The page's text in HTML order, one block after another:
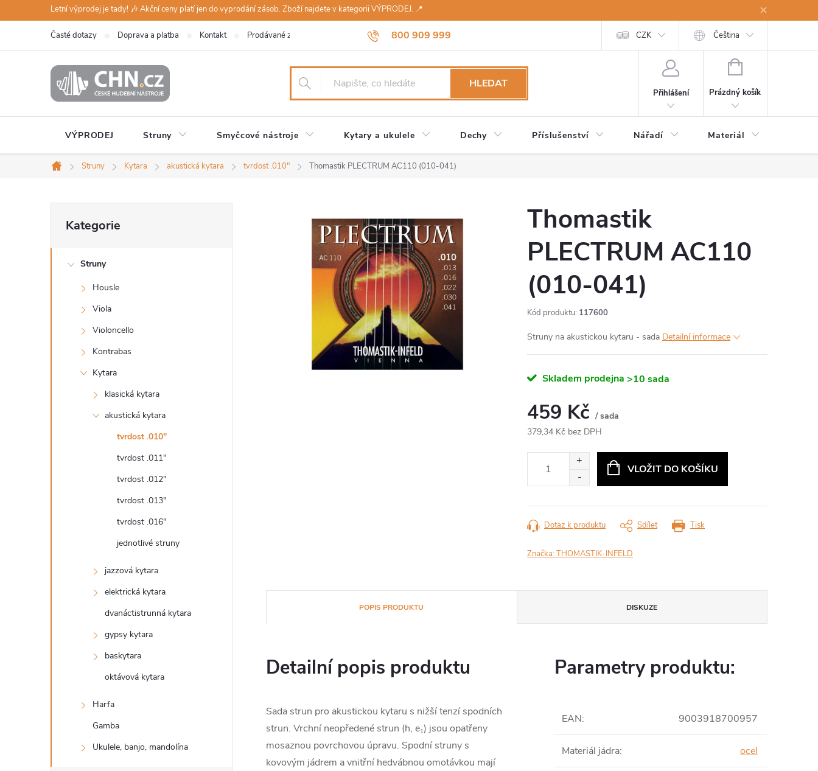
na
Letní výprodej je tady! 🎶 Akční ceny platí jen do vyprodání zásob. Zboží najdete v kategorii VÝPRODEJ. 📍
800 909 999
Časté dotazy Doprava a platba Kontakt Prodávané značky Návody a údržba Reklamace Odstoupení od kupní smlouvy
CZK Čeština
HLEDAT
Přihlášení
NÁKUPNÍ
Prázdný košík
VÝPRODEJ Struny Smyčcové nástroje Kytary a ukulele Dechy Příslušenství Nářadí Materiál
Domů
Struny Kytara akustická kytara tvrdost .010" Thomastik PLECTRUM AC110 (010-041)
o
kategorie
Kategorie
Struny
Housle
Viola
Violoncello
Kontrabas
Kytara
klasická kytara
akustická kytara
tvrdost .010"
tvrdost .011"
tvrdost .012"
tvrdost .013"
tvrdost .016"
jednotlivé struny
jazzová kytara
elektrická kytara
dvanáctistrunná kytara
gypsy kytara
baskytara
oktávová kytara
Harfa
Gamba
Ukulele, banjo, mandolína
Thomastik
PLECTRUM AC110
(010-041)
Kód produktu: 117600
Struny na akustickou kytaru - sada Detailní informace
Skladem prodejna >10 sada
459 Kč / sada
379,34 Kč bez DPH
VLOŽIT DO KOŠÍKU
Tisk
Dotaz k produktu Sdílet
Značka:THOMASTIK-INFELD
POPIS PRODUKTU DISKUZE
Detailní popis produktu
Sada strun pro akustickou kytaru s nižší tenzí spodních
strun. Vrchní neopředené strun (h, e1) jsou opatřeny
mosaznou povrchovou úpravu. Spodní struny s
kovovým jádrem a vnitřní hedvábnou omotávkou mají
Parametry produktu:
EAN: 9003918700957
Materiál jádra: ocel